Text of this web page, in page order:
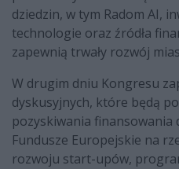
dziedzin, w tym Radom AI,
technologie oraz źródła
zapewnią trwały rozwój
W drugim dniu Kongresu
dyskusyjnych, które będą
pozyskiwania finansowania
Fundusze Europejskie na
rozwoju start-upów,